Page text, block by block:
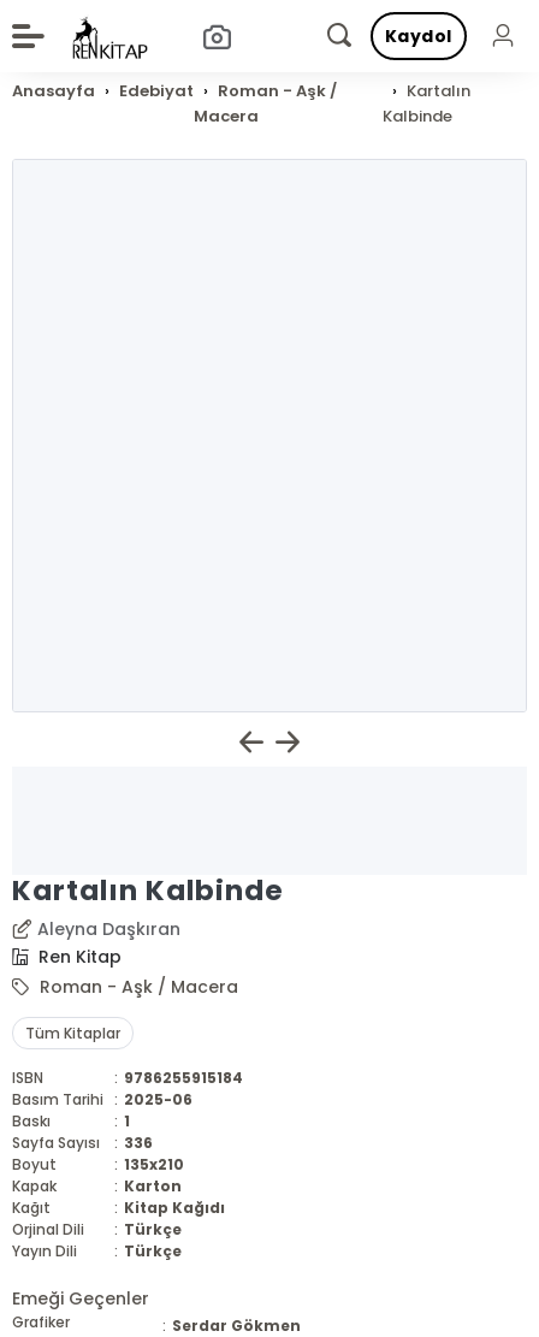
Kaydol
Anasayfa Edebiyat
Roman - Aşk /
Macera
Kartalın
Kalbinde
Kartalın Kalbinde
Aleyna Daşkıran
Ren Kitap
Roman - Aşk / Macera
Tüm Kitaplar
ISBN : 9786255915184
Basım Tarihi : 2025-06
Baskı
: 1
Sayfa Sayısı
: 336
Boyut
: 135x210
Kapak
: Karton
Kağıt
: Kitap Kağıdı
Orjinal Dili
: Türkçe
Yayın Dili
: Türkçe
Emeği Geçenler
Grafiker : Serdar Gökmen